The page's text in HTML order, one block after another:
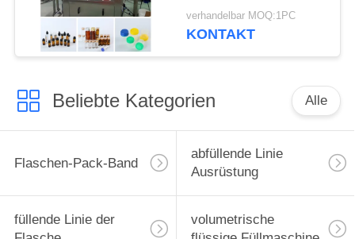
Edelstahl-316
verhandelbar MOQ:1PC
KONTAKT
Beliebte Kategorien Alle
Flaschen-Pack-Band
abfüllende Linie
Ausrüstung
füllende Linie der
volumetrische